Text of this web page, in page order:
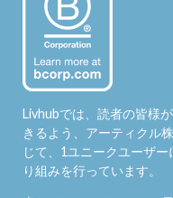
Livhubでは、読者の皆様
きるよう、アーティクル
じて、1ユニークユーザ
り組みを行っています。